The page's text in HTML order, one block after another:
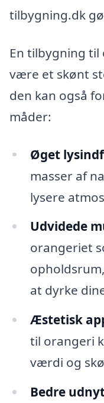
tilbygning.dk
En tilbygning
være et skønt
den kan også
måder:
Øget
masser af
lysere
Udvidede
orangeriet
at dyrke
Æstetisk
til orangeri
værdi og
Bedre